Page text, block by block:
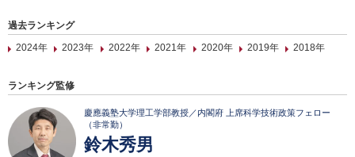
過去ランキング
2024年
2023年 2022年 2021年 2020年 2019年 2018年
ランキング監修
慶應義塾大学理工学部教授／内閣府 上席科学技術政策フェロー
（非常勤）
鈴木秀男